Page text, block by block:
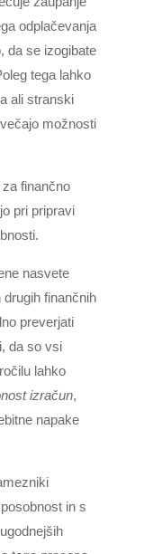
odplačevanja
da se izogibate
tega lahko
ali stranski
možnosti
finančno
pri pripravi
nasvete
finančnih
preverjati
da so vsi
lahko
izračun,
napake
in s